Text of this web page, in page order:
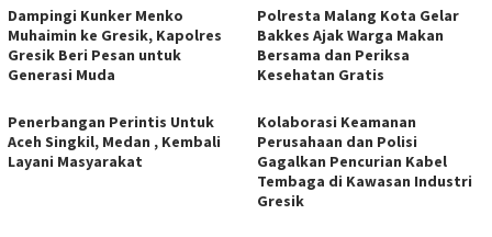
Dampingi Kunker Menko
Muhaimin ke Gresik, Kapolres
Gresik Beri Pesan untuk
Generasi Muda
Polresta Malang Kota Gelar
Bakkes Ajak Warga Makan
Bersama dan Periksa
Kesehatan Gratis
Penerbangan Perintis Untuk
Aceh Singkil, Medan , Kembali
Layani Masyarakat
Kolaborasi Keamanan
Perusahaan dan Polisi
Gagalkan Pencurian Kabel
Tembaga di Kawasan Industri
Gresik